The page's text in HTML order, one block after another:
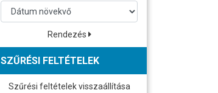
Rendezés
SZŰRÉSI FELTÉTELEK
Szűrési feltételek visszaállítása